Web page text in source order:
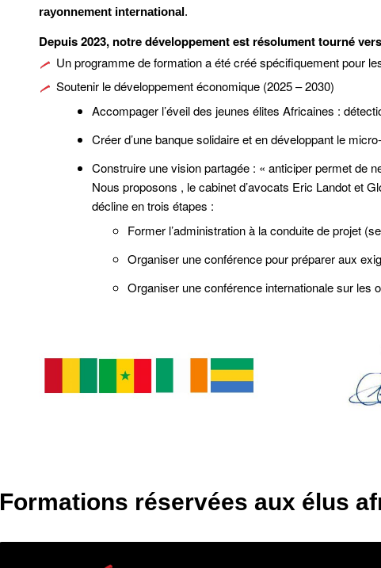
rayonnement international.
Depuis 2023, notre développement est résolument tourné
Un programme de formation a été créé spécifiquement pour
Soutenir le développement économique (2025 – 2030)
Accompager l’éveil des jeunes élites Africaines :
Créer d’une banque solidaire et en développant le
Construire une vision partagée : « anticiper permet de
Nous proposons , le cabinet d’avocats Eric Landot et
décline en trois étapes :
Former l’administration à la conduite de projet
Organiser une conférence pour préparer aux
Organiser une conférence internationale sur les
Formations réservées aux élus